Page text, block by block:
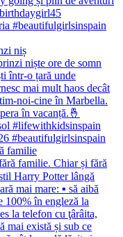
niș
familie